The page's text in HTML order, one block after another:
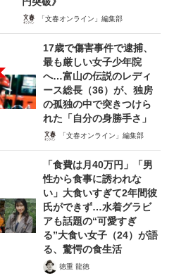
「文春オンライン」編集部
17歳で傷害事件で逮捕、
最も厳しい女子少年院
へ…富山の伝説のレディ
ース総長（36）が、独房
の孤独の中で突きつけら
れた「自分の身勝手さ」
「文春オンライン」編集部
「食費は月40万円」「男
性から食事に誘われな
い」大食いすぎて2年間彼
氏ができず…水着グラビ
アも話題の“可愛すぎ
る”大食い女子（24）が語
る、驚愕の食生活
徳重 龍徳